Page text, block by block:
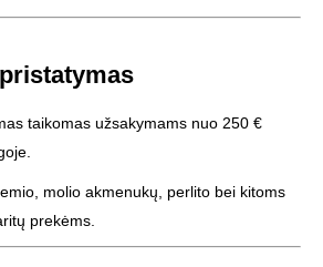
taikomas užsakymams nuo 250 €
molio akmenukų, perlito bei kitoms
prekėms.